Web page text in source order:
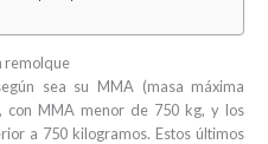
remolque
sea su MMA (masa máxima
con MMA menor de 750 kg, y los
a 750 kilogramos. Estos últimos